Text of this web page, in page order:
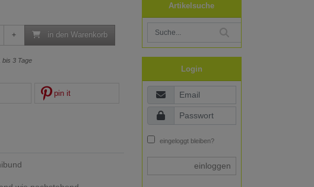
in den Warenkorb
bis 3 Tage
pin it
Artikelsuche
Login
eingeloggt bleiben?
einloggen